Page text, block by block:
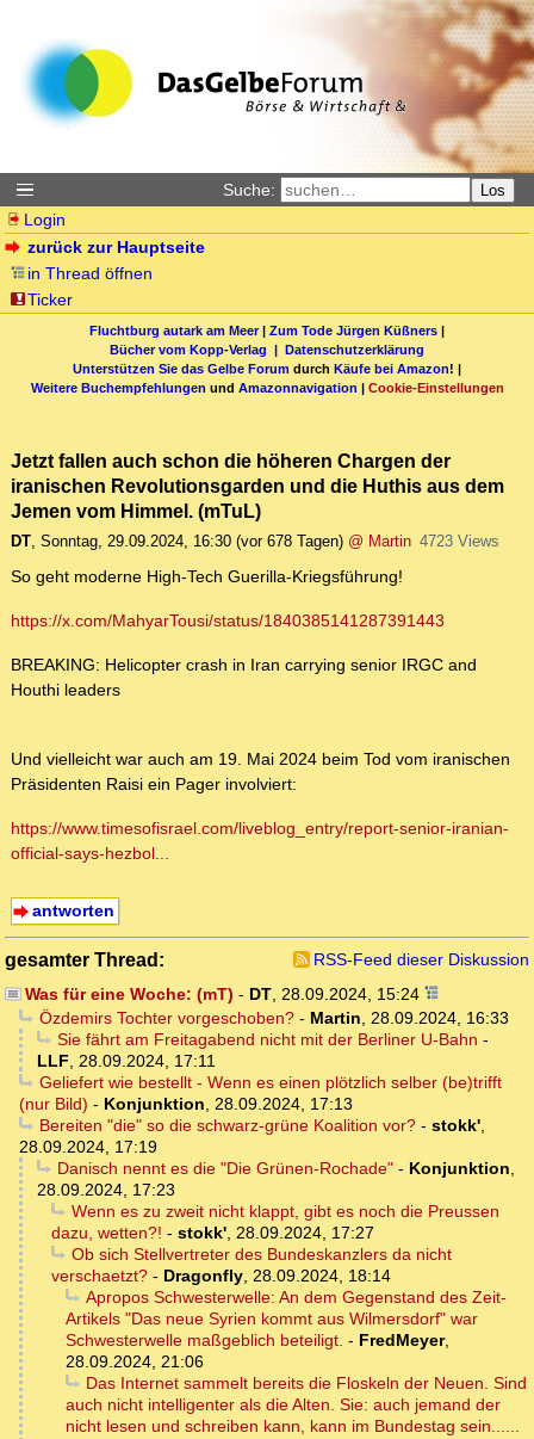
Suche: Los
Login
zurück zur Hauptseite
in Thread öffnen
Ticker
Fluchtburg autark am Meer| Zum Tode Jürgen Küßners |
Bücher vom Kopp-Verlag | Datenschutzerklärung
Unterstützen Sie das Gelbe Forum durch Käufe bei Amazon! |
Weitere Buchempfehlungen und Amazonnavigation | Cookie-Einstellungen
Jetzt fallen auch schon die höheren Chargen der
iranischen Revolutionsgarden und die Huthis aus dem
Jemen vom Himmel. (mTuL)
DT, Sonntag, 29.09.2024, 16:30 (vor 678 Tagen) @ Martin 4723 Views
So geht moderne High-Tech Guerilla-Kriegsführung!
https://x.com/MahyarTousi/status/1840385141287391443
BREAKING: Helicopter crash in Iran carrying senior IRGC and
Houthi leaders
Und vielleicht war auch am 19. Mai 2024 beim Tod vom iranischen
Präsidenten Raisi ein Pager involviert:
https://www.timesofisrael.com/liveblog_entry/report-senior-iranian-
official-says-hezbol...
antworten
gesamter Thread:
RSS-Feed dieser Diskussion
Was für eine Woche: (mT) - DT, 28.09.2024, 15:24
Özdemirs Tochter vorgeschoben?- Martin, 28.09.2024, 16:33
Sie fährt am Freitagabend nicht mit der Berliner U-Bahn -
LLF, 28.09.2024, 17:11
Geliefert wie bestellt - Wenn es einen plötzlich selber (be)trifft
(nur Bild) - Konjunktion, 28.09.2024, 17:13
Bereiten "die" so die schwarz-grüne Koalition vor?- stokk',
28.09.2024, 17:19
Danisch nennt es die "Die Grünen-Rochade"- Konjunktion,
28.09.2024, 17:23
Wenn es zu zweit nicht klappt, gibt es noch die Preussen
dazu, wetten?! - stokk', 28.09.2024, 17:27
Ob sich Stellvertreter des Bundeskanzlers da nicht
verschaetzt? - Dragonfly, 28.09.2024, 18:14
Apropos Schwesterwelle: An dem Gegenstand des Zeit-
Artikels "Das neue Syrien kommt aus Wilmersdorf" war
Schwesterwelle maßgeblich beteiligt. - FredMeyer,
28.09.2024, 21:06
Das Internet sammelt bereits die Floskeln der Neuen. Sind
auch nicht intelligenter als die Alten. Sie: auch jemand der
nicht lesen und schreiben kann, kann im Bundestag sein......